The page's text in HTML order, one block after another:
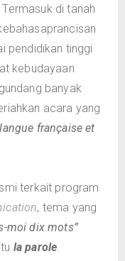
di tanah
pendidikan tinggi
kebudayaan
banyak
acara yang
française et
terkait program
, tema yang
moi dix mots”
la parole.